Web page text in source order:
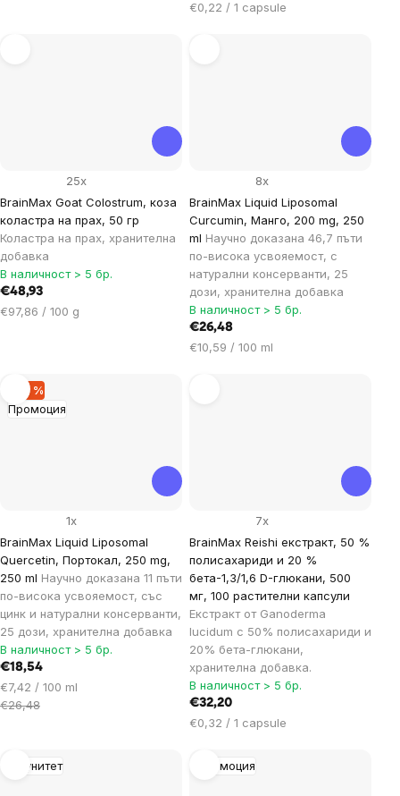
Цена
€0,22 / 1 capsule
BrainMax Goat Colostrum, коза
коластра на прах, 50 гр
Коластра на прах, xранителна
добавка
25x
В наличност > 5 бр.
€48,93
Цена
€97,86 / 100 g
BrainMax Liquid Liposomal
Curcumin, Манго, 200 mg, 250
ml Научно доказана 46,7 пъти
по-висока усвояемост, с
натурални консерванти, 25
дози, хранителна добавка
8x
В наличност > 5 бр.
€26,48
Цена
€10,59 / 100 ml
Промоция
–29 %
BrainMax Liquid Liposomal
Quercetin, Портокал, 250 mg,
250 ml Научно доказана 11 пъти
по-висока усвояемост, със
цинк и натурални консерванти,
25 дози, хранителна добавка
1x
В наличност > 5 бр.
€18,54
Цена
за
€7,42 / 100 ml
€26,48
BrainMax Reishi екстракт, 50 %
полисахариди и 20 %
бета-1,3/1,6 D-глюкани, 500
мг, 100 растителни капсули
Екстракт от Ganoderma
lucidum с 50% полисахариди и
20% бета-глюкани,
хранителна добавка.
7x
В наличност > 5 бр.
€32,20
Цена
мярка:
€0,32 / 1 capsule
Имунитет Промоция